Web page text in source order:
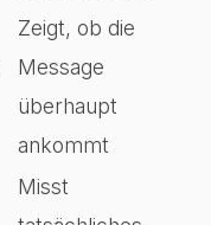
Zeigt, ob die
Message
überhaupt
ankommt
Misst